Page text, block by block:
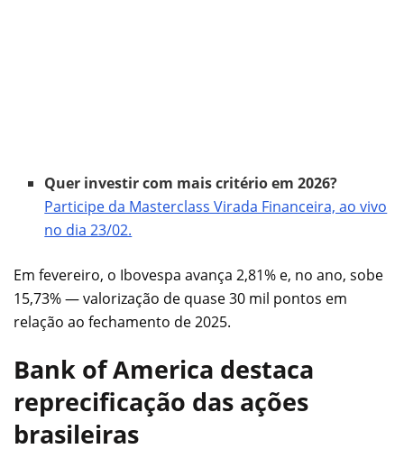
Quer investir com mais critério em 2026?
Participe da Masterclass Virada Financeira, ao vivo
no dia 23/02.
Em fevereiro, o Ibovespa avança 2,81% e, no ano, sobe
15,73% — valorização de quase 30 mil pontos em
relação ao fechamento de 2025.
Bank of America destaca
reprecificação das ações
brasileiras